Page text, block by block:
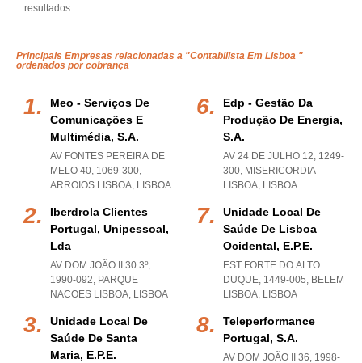
resultados.
Principais Empresas relacionadas a "Contabilista Em Lisboa "
ordenados por cobrança
Meo - Serviços De
Comunicações E
Multimédia, S.a.
AV FONTES PEREIRA DE
MELO 40, 1069-300,
ARROIOS LISBOA, LISBOA
Iberdrola Clientes
Portugal, Unipessoal,
Lda
AV DOM JOÃO II 30 3º,
1990-092, PARQUE
NACOES LISBOA, LISBOA
Unidade Local De
Saúde De Santa
Maria, E.p.e.
Edp - Gestão Da
Produção De Energia,
S.a.
AV 24 DE JULHO 12, 1249-
300, MISERICORDIA
LISBOA, LISBOA
Unidade Local De
Saúde De Lisboa
Ocidental, E.p.e.
EST FORTE DO ALTO
DUQUE, 1449-005, BELEM
LISBOA, LISBOA
Teleperformance
Portugal, S.a.
AV DOM JOÃO II 36, 1998-